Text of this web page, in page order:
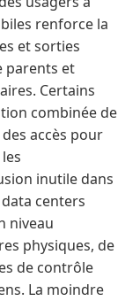
renforce la
et sorties
parents et
Certains
combinée de
accès pour
inutile dans
centers
niveau
physiques, de
de contrôle
La moindre